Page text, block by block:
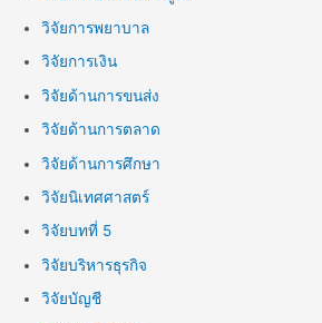
วิจัยการพยาบาล
วิจัยการเงิน
วิจัยด้านการขนส่ง
วิจัยด้านการตลาด
วิจัยด้านการศึกษา
วิจัยนิเทศศาสตร์
วิจัยบทที่ 5
วิจัยบริหารธุรกิจ
วิจัยบัญชี